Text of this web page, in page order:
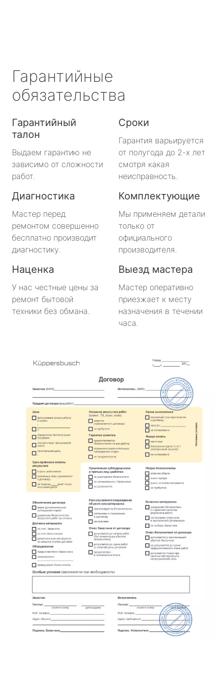
Гарантийные
обязательства
Гарантийный
талон
Выдаем гарантию не
зависимо от сложности
работ.
Сроки
Гарантия варьируется
от полугода до 2-х лет
смотря какая
неисправность.
Диагностика
Мастер перед
ремонтом совершенно
бесплатно производит
диагностику.
Комплектующие
Мы применяем детали
только от
официального
производителя.
Наценка
У нас честные цены за
ремонт бытовой
техники без обмана.
Выезд мастера
Мастер оперативно
приезжает к месту
назначения в течении
часа.